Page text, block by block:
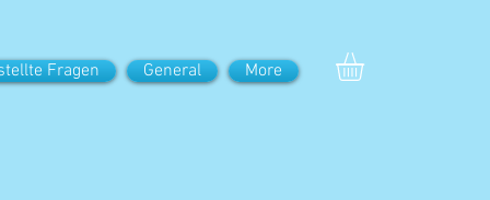
Fragen General More